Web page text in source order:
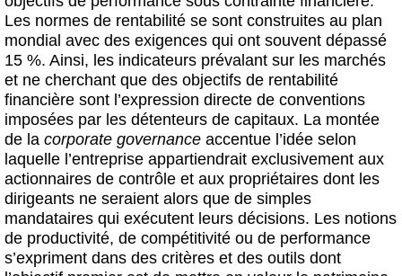
Les normes de rentabilité se sont construites au plan
mondial avec des exigences qui ont souvent dépassé
15 %. Ainsi, les indicateurs prévalant sur les marchés
et ne cherchant que des objectifs de rentabilité
financière sont l’expression directe de conventions
imposées par les détenteurs de capitaux. La montée
de la corporate governance accentue l’idée selon
laquelle l’entreprise appartiendrait exclusivement aux
actionnaires de contrôle et aux propriétaires dont les
dirigeants ne seraient alors que de simples
mandataires qui exécutent leurs décisions. Les notions
de productivité, de compétitivité ou de performance
s’expriment dans des critères et des outils dont